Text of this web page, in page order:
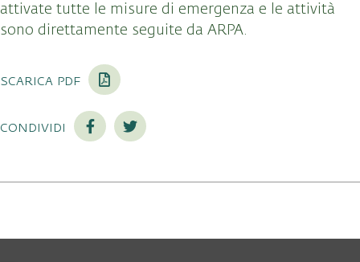
attivate tutte le misure di emergenza e le attività
sono direttamente seguite da ARPA.
scarica pdf
condividi